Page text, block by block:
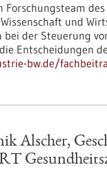
Forschungsteam
und
der Steuerung
Entscheidungen
bw.de/
Alscher,